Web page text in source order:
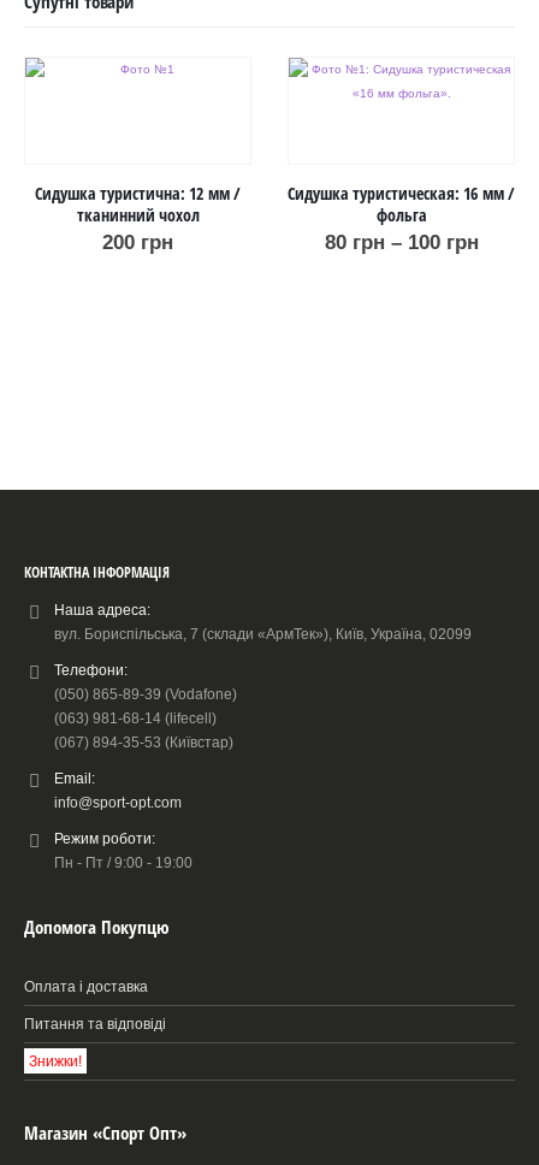
Сидушка туристична: 12 мм /
тканинний чохол
200 грн
Сидушка туристическая: 16 мм /
фольга
80 грн – 100 грн
КОНТАКТНА ІНФОРМАЦІЯ
Наша адреса:
вул. Бориспільська, 7 (склади «АрмТек»), Київ, Україна, 02099
Телефони:
(050) 865-89-39 (Vodafone)
(063) 981-68-14 (lifecell)
(067) 894-35-53 (Київстар)
Email:
info@sport-opt.com
Режим роботи:
Пн - Пт / 9:00 - 19:00
Допомога Покупцю
Оплата і доставка
Питання та відповіді
Знижки!
Магазин «Спорт Опт»